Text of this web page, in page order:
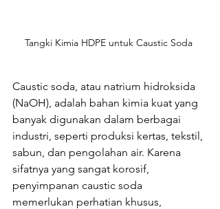
Tangki Kimia HDPE untuk Caustic Soda
Caustic soda, atau natrium hidroksida
(NaOH), adalah bahan kimia kuat yang
banyak digunakan dalam berbagai
industri, seperti produksi kertas, tekstil,
sabun, dan pengolahan air. Karena
sifatnya yang sangat korosif,
penyimpanan caustic soda
memerlukan perhatian khusus,